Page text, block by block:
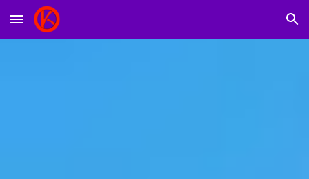
Skip to main content Skip to navigation